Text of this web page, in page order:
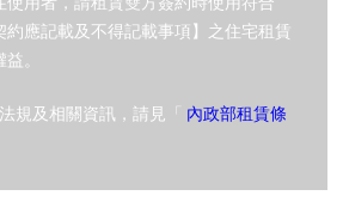
使用者，請租賃雙方簽約時使用符合
約應記載及不得記載事項】之住宅租賃
。
規及相關資訊，請見「 內政部租賃條